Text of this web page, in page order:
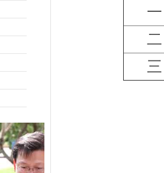
一
二
三